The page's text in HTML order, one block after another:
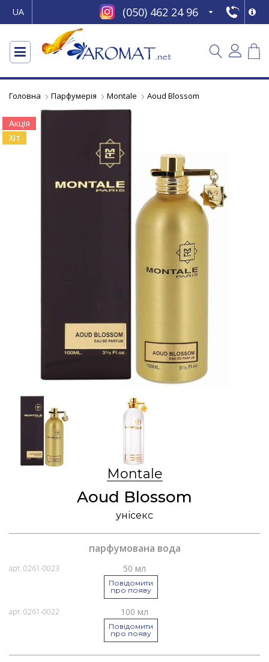
UA (050) 462 24 96
Головна Парфумерія Montale Aoud Blossom
Акція
Хіт
Montale
Aoud Blossom
унісекс
парфумована вода
арт. 0261-0023 50 мл
Повідомити
про появу
арт. 0261-0022 100 мл
Повідомити
про появу